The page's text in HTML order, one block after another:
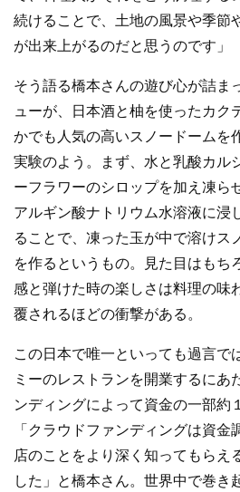
続けることで、土地の風景や季節
が出来上がるのだと思うのです」
そう語る橋本さんの遊び心が詰ま
ューが、日本酒と柚を使ったカク
かでも人気の高いスノードームを
実験のよう。まず、水と乳酸カル
ーフラワーのシロップを加え凍ら
アルギン酸ナトリウム水溶液に浸
ることで、凍った玉が中で溶けス
を作るというもの。見た目はもち
感と弾けた時の楽しさは料理の味
覆されるほどの衝撃がある。
この日本で唯一といっても過言で
ミーのレストランを開業するにあ
ンディングによって資金の一部約
「クラウドファンディングは資金
店のことをより深く知ってもらえ
した」と橋本さん。世界中で巻き